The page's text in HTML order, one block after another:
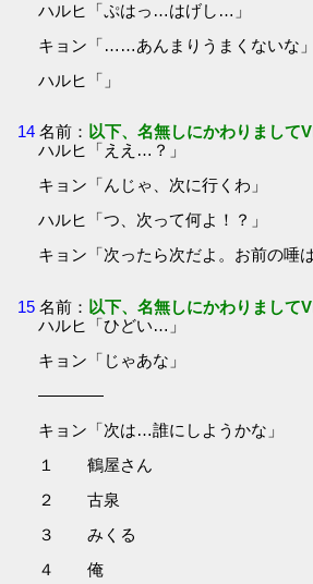
ハルヒ「ぷはっ…はげし…」
キョン「……あんまりうまくないな」
ハルヒ「」
14 名前： 以下、名無しにかわりまして
ハルヒ「ええ…？」
キョン「んじゃ、次に行くわ」
ハルヒ「つ、次って何よ！？」
キョン「次ったら次だよ。お前の唾
15 名前： 以下、名無しにかわりまして
ハルヒ「ひどい…」
キョン「じゃあな」
――――
キョン「次は…誰にしようかな」
１ 鶴屋さん
２ 古泉
３ みくる
４ 俺